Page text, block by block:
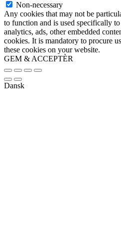
Non-necessary
Any cookies that may not be
to function and is used specifically
analytics, ads, other embedded
cookies. It is mandatory to procure
these cookies on your website.
GEM & ACCEPTÈR
Dansk